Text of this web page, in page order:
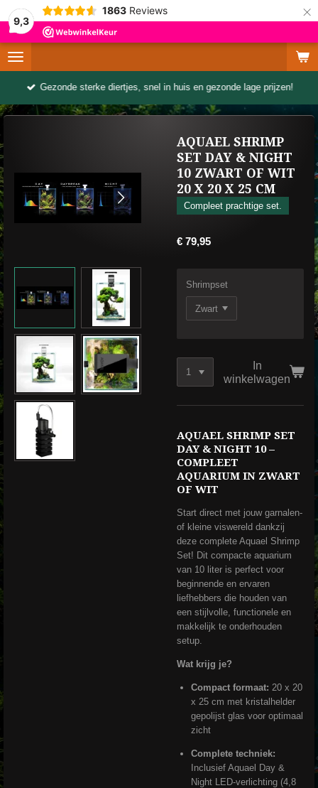
9,3
1863 Reviews ×
Gezonde sterke diertjes, snel in huis en gezonde lage prijzen!
AQUAEL SHRIMP
SET DAY & NIGHT
10 ZWART OF WIT
20 X 20 X 25 CM
Compleet prachtige set.
€ 79,95
Shrimpset
In
winkelwagen
AQUAEL SHRIMP SET
DAY & NIGHT 10 –
COMPLEET
AQUARIUM IN ZWART
OF WIT
Start direct met jouw garnalen-
of kleine viswereld dankzij
deze complete Aquael Shrimp
Set! Dit compacte aquarium
van 10 liter is perfect voor
beginnende en ervaren
liefhebbers die houden van
een stijlvolle, functionele en
makkelijk te onderhouden
setup.
Wat krijg je?
Compact formaat: 20 x 20
x 25 cm met kristalhelder
gepolijst glas voor optimaal
zicht
Complete techniek:
Inclusief Aquael Day &
Night LED-verlichting (4,8